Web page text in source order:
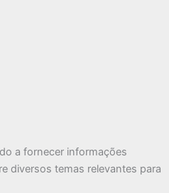
a fornecer informações
diversos temas relevantes para